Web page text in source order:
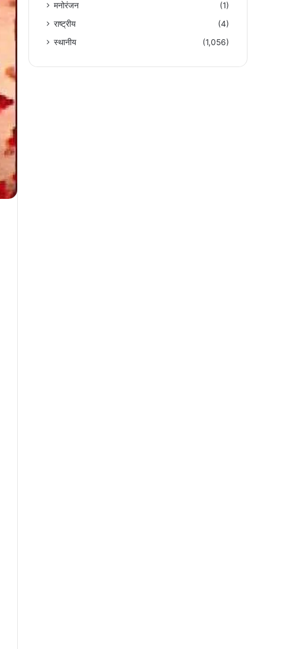
मनोरंजन
(1)
राष्ट्रीय
(4)
स्थानीय
(1,056)